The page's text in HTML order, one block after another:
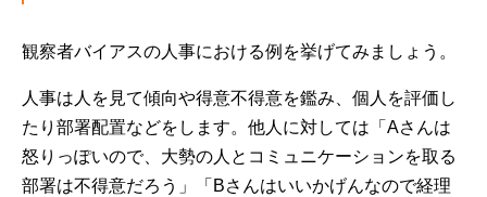
観察者バイアスの人事における例を挙げてみましょう。
人事は人を見て傾向や得意不得意を鑑み、個人を評価し
たり部署配置などをします。他人に対しては「Aさんは
怒りっぽいので、大勢の人とコミュニケーションを取る
部署は不得意だろう」「Bさんはいいかげんなので経理